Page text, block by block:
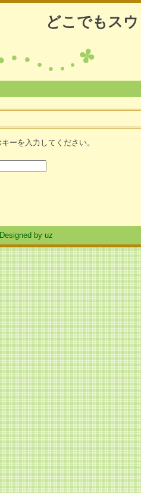
どこでもス
ーを入力してください。
Designed by uz